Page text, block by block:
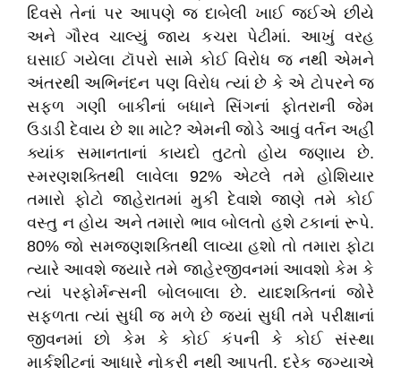
દિવસે તેનાં પર આપણે જ દાબેલી ખાઈ જઈએ છીયે
અને ગૌરવ ચાલ્યું જાય કચરા પેટીમાં. આખું વરહ
ઘસાઈ ગયેલા ટૉપરો સામે કોઈ વિરોધ જ નથી એમને
અંતરથી અભિનંદન પણ વિરોધ ત્યાં છે કે એ ટોપરને જ
સફળ ગણી બાકીનાં બધાને સિંગનાં ફોતરાની જેમ
ઉડાડી દેવાય છે શા માટે? એમની જોડે આવું વર્તન અહીં
ક્યાંક સમાનતાનાં કાયદો તુટતો હોય જણાય છે.
સ્મરણશક્તિથી લાવેલા 92% એટલે તમે હોશિયાર
તમારો ફોટો જાહેરાતમાં મુકી દેવાશે જાણે તમે કોઈ
વસ્તુ ન હોય અને તમારો ભાવ બોલતો હશે ટકાનાં રૂપે.
80% જો સમજણશક્તિથી લાવ્યા હશો તો તમારા ફોટા
ત્યારે આવશે જ્યારે તમે જાહેરજીવનમાં આવશો કેમ કે
ત્યાં પરફોર્મન્સની બોલબાલા છે. યાદશક્તિનાં જોરે
સફળતા ત્યાં સુધી જ મળે છે જ્યાં સુધી તમે પરીક્ષાનાં
જીવનમાં છો કેમ કે કોઈ કંપની કે કોઈ સંસ્થા
માર્કશીટનાં આધારે નોકરી નથી આપતી. દરેક જગ્યાએ